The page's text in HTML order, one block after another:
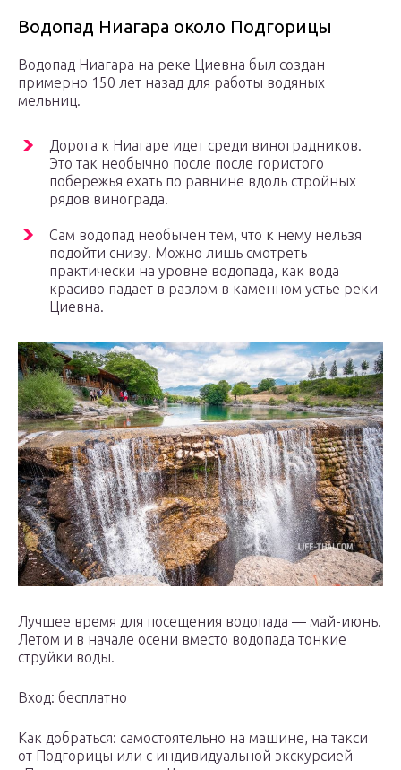
Водопад Ниагара около Подгорицы
Водопад Ниагара на реке Циевна был создан
примерно 150 лет назад для работы водяных
мельниц.
Дорога к Ниагаре идет среди виноградников.
Это так необычно после после гористого
побережья ехать по равнине вдоль стройных
рядов винограда.
Сам водопад необычен тем, что к нему нельзя
подойти снизу. Можно лишь смотреть
практически на уровне водопада, как вода
красиво падает в разлом в каменном устье реки
Циевна.
Лучшее время для посещения водопада — май-июнь.
Летом и в начале осени вместо водопада тонкие
струйки воды.
Вход: бесплатно
Как добраться: самостоятельно на машине, на такси
от Подгорицы или с индивидуальной экскурсией